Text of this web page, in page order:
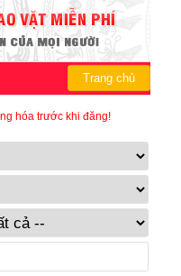
Trang chủ
hóa trước khi đăng!